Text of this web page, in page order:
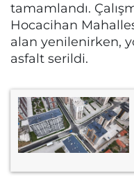
tamamlandı.
Hocacihan
alan yenilenirken,
asfalt serildi.